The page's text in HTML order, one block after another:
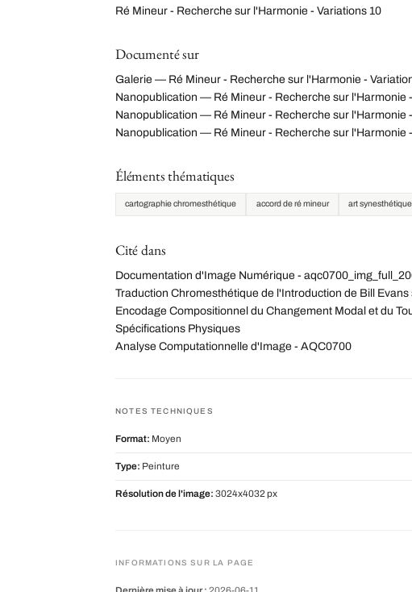
Ré Mineur - Recherche sur l'Harmonie - Variations 10
Documenté sur
Galerie — Ré Mineur - Recherche sur l'Harmonie -
Nanopublication — Ré Mineur - Recherche sur
Nanopublication — Ré Mineur - Recherche sur
Nanopublication — Ré Mineur - Recherche sur
Éléments thématiques
cartographie chromesthétique accord de ré mineur art synesthétique
Cité dans
Documentation d'Image Numérique -
Traduction Chromesthétique de l'Introduction de Bill
Encodage Compositionnel du Changement Modal et du
Spécifications Physiques
Analyse Computationnelle d'Image - AQC0700
NOTES TECHNIQUES
Format: Moyen
Type: Peinture
Résolution de l'image: 3024x4032 px
INFORMATIONS SUR LA PAGE